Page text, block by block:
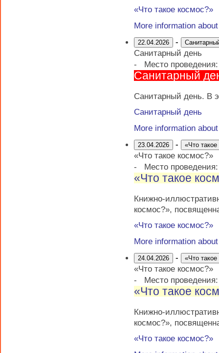
«Что такое космос?»
More information
22.04.2026 -
Санитарный день
-
Место
Санитарный
Санитарный день. В
Санитарный день
More information
23.04.2026 - «Что
«Что такое космос?»
-
Место
«Что такое
Книжно-
космос?»,
«Что такое космос?»
More information
24.04.2026 - «Что
«Что такое космос?»
-
Место
«Что такое
Книжно-
космос?»,
«Что такое космос?»